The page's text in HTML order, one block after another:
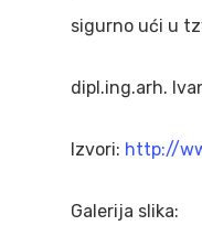
sigurno ući u
dipl.ing.arh.
Izvori: http://
Galerija slika: